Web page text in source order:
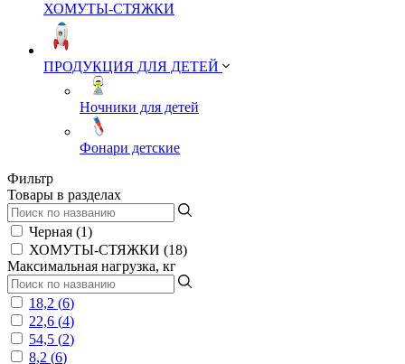
ХОМУТЫ-СТЯЖКИ
ПРОДУКЦИЯ ДЛЯ ДЕТЕЙ
Ночники для детей
Фонари детские
Фильтр
Товары в разделах
Черная (1)
ХОМУТЫ-СТЯЖКИ (18)
Максимальная нагрузка, кг
18,2 (6)
22,6 (4)
54,5 (2)
8,2 (6)